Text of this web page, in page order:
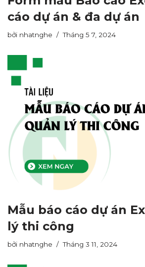
cáo dự án & đa dự án
bởi nhatnghe Tháng 5 7, 2024
Mẫu báo cáo dự án
lý thi công
bởi nhatnghe Tháng 3 11, 2024